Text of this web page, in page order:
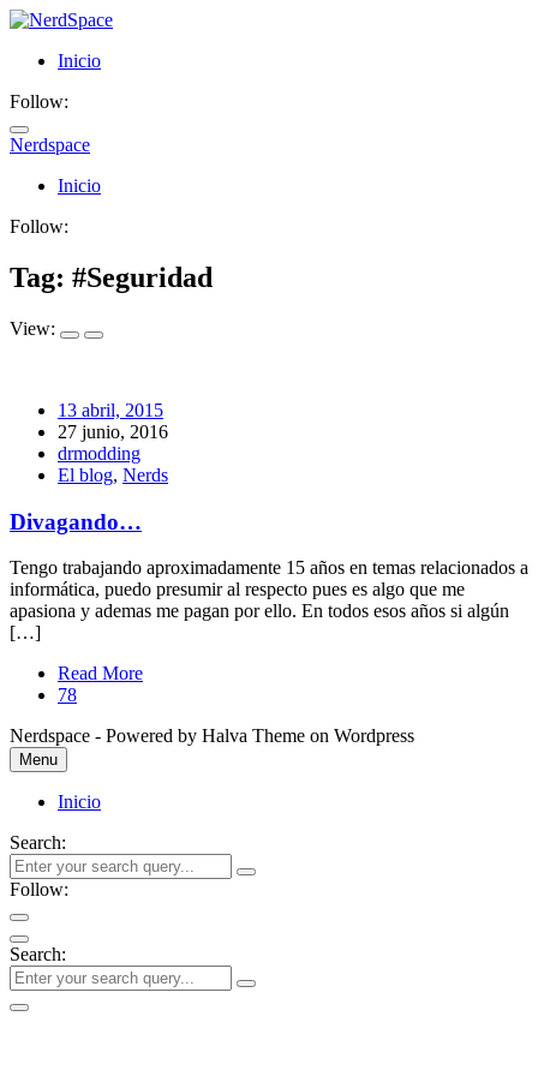
Inicio
Follow:
Nerdspace
NerdSpace
Inicio
Follow:
Tag: #Seguridad
View:
13 abril, 2015
27 junio, 2016
drmodding
El blog, Nerds
Divagando…
Tengo trabajando aproximadamente 15 años en temas relacionados a
informática, puedo presumir al respecto pues es algo que me
apasiona y ademas me pagan por ello. En todos esos años si algún
[…]
Read More
78
Nerdspace - Powered by Halva Theme on Wordpress
Menu
Inicio
Search:
Follow:
Search: